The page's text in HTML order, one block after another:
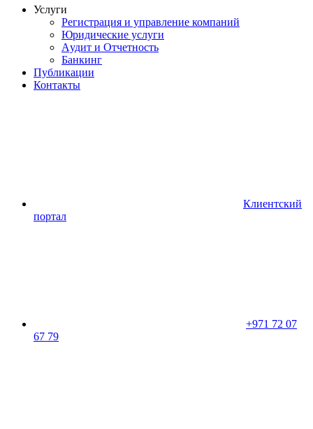
Услуги
Регистрация и управление компаний
Юридические услуги
Aудит и Отчетность
Банкинг
Публикации
Контакты
Клиентский
портал
+971 72 07
67 79